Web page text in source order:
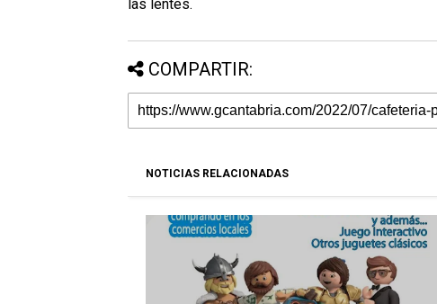
las lentes.
COMPARTIR:
NOTICIAS RELACIONADAS